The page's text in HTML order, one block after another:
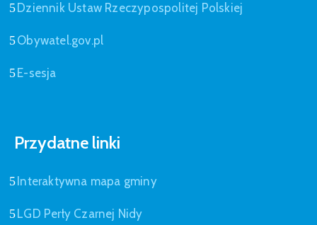
Dziennik Ustaw Rzeczypospolitej Polskiej
Obywatel.gov.pl
E-sesja
Przydatne linki
Interaktywna mapa gminy
LGD Perły Czarnej Nidy